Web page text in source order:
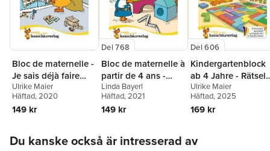
Bloc de maternelle -
Je sais déjà faire
tout ça ! À partir de
4 ans, A5-Bloc
Ulrike Maier
Häftad, 2020
149 kr
Del 768
Bloc de maternelle à
partir de 4 ans -
Trouver les formes,
les couleurs, les
erreurs - coloriage
vacances 4 ans
Linda Bayerl
Häftad, 2021
149 kr
Del 606
Kindergartenblock
ab 4 Jahre - Rätsel-
Spaß,
und Logik
Ulrike Maier
Häftad, 2025
169 kr
Du kanske också är intresserad av